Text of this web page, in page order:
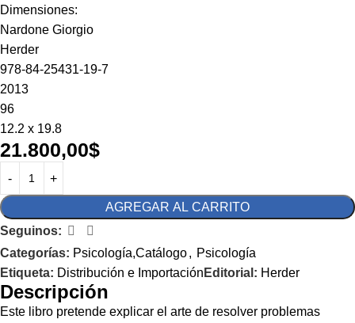
Dimensiones:
Nardone Giorgio
Herder
978-84-25431-19-7
2013
96
12.2 x 19.8
21.800,00$
AGREGAR AL CARRITO
Seguinos:
Categorías: Psicología,Catálogo, Psicología
Etiqueta: Distribución e Importación Editorial: Herder
Descripción
Este libro pretende explicar el arte de resolver problemas